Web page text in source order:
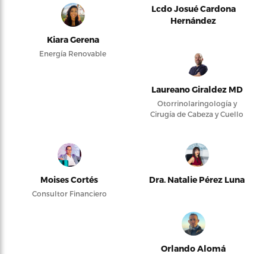
Kiara Gerena
Energía Renovable
Lcdo Josué Cardona
Hernández
Laureano Giraldez MD
Otorrinolaringología y
Cirugía de Cabeza y Cuello
Moises Cortés
Consultor Financiero
Dra. Natalie Pérez Luna
Orlando Alomá